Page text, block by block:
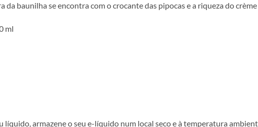
da baunilha se encontra com o crocante das pipocas e a riqueza do
ml
líquido, armazene o seu e-líquido num local seco e à temperatura